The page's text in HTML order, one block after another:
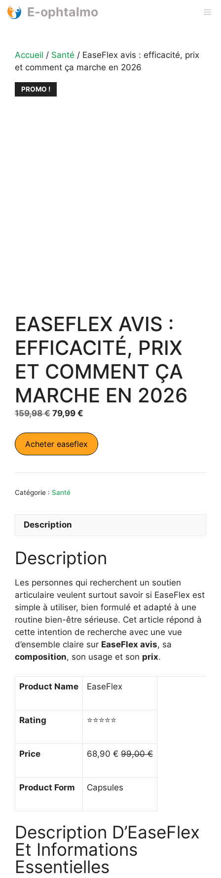
Aller
au
E-ophtalmo
Accueil / Santé / EaseFlex avis : efficacité, prix
et comment ça marche en 2026
PROMO !
EASEFLEX AVIS :
EFFICACITÉ, PRIX
ET COMMENT ÇA
MARCHE EN 2026
159,98€ Le
était :
79,99 €
actuel
est :
Acheter easeflex
Catégorie : Santé
Description
Description
Les personnes qui recherchent un soutien
articulaire veulent surtout savoir si EaseFlex est
simple à utiliser, bien formulé et adapté à une
routine bien-être sérieuse. Cet article répond à
cette intention de recherche avec une vue
d’ensemble claire sur EaseFlex avis, sa
composition, son usage et son prix.
Product Name EaseFlex
Rating ⭐⭐⭐⭐⭐
Price 68,90 € 99,00 €
Product Form Capsules
Description D’EaseFlex
Et Informations
Essentielles